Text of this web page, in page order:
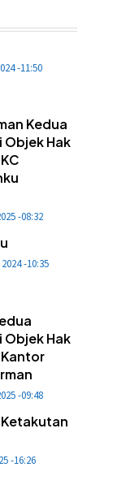
-11:50
Kedua
Objek Hak
-08:32
-10:35
Objek Hak
Kantor
-09:48
-16:26